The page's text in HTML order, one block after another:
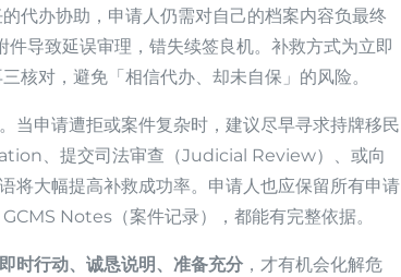
的代办协助，申请人仍需对自己的档案内容负最终
导致延误审理，错失续签良机。补救方式为立即
核对，避免「相信代办、却未自保」的风险。
当申请遭拒或案件复杂时，建议尽早寻求持牌移民
、提交司法审查（Judicial Review）、或向
将大幅提高补救成功率。申请人也应保留所有申请
Notes（案件记录），都能有完整依据。
即时行动、诚恳说明、准备充分 ，才有机会化解危